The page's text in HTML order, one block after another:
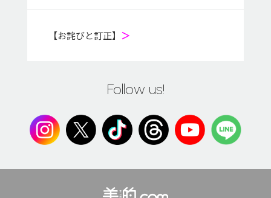
【お詫びと訂正】 ＞
Follow us!